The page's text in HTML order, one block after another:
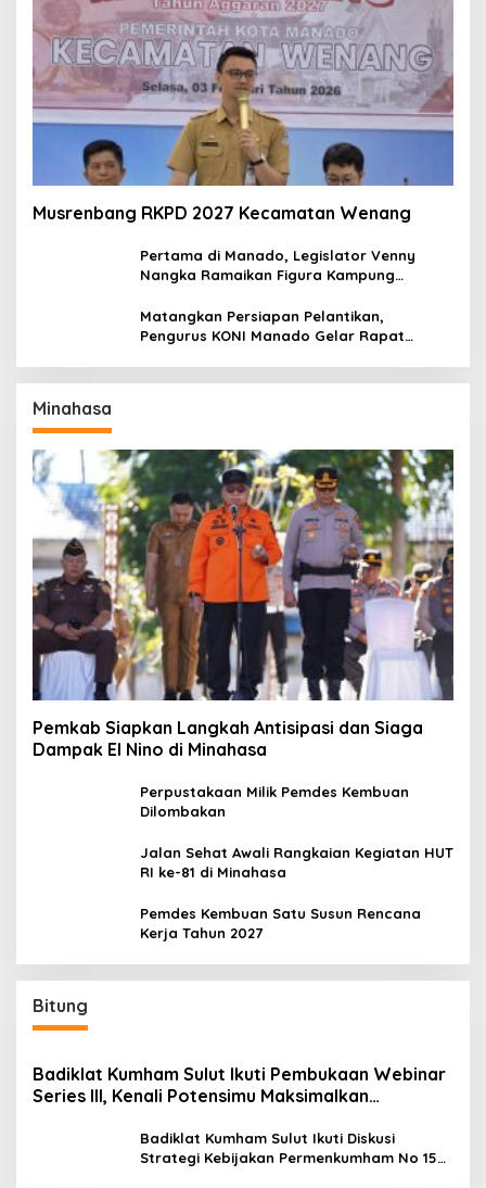
Musrenbang RKPD 2027 Kecamatan Wenang
Pertama di Manado, Legislator Venny
Nangka Ramaikan Figura Kampung
Matangkan Persiapan Pelantikan,
Pengurus KONI Manado Gelar Rapat
Minahasa
Pemkab Siapkan Langkah Antisipasi dan Siaga
Dampak El Nino di Minahasa
Perpustakaan Milik Pemdes Kembuan
Dilombakan
Jalan Sehat Awali Rangkaian Kegiatan HUT
RI ke-81 di Minahasa
Pemdes Kembuan Satu Susun Rencana
Kerja Tahun 2027
Bitung
Badiklat Kumham Sulut Ikuti Pembukaan Webinar
Series III, Kenali Potensimu Maksimalkan
Badiklat Kumham Sulut Ikuti Diskusi
Strategi Kebijakan Permenkumham No 15